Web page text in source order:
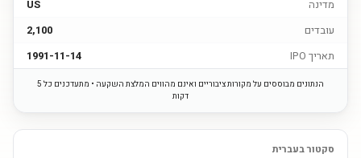
מדינה
US
עובדים
2,100
תאריך IPO
1991-11-14
הנתונים מבוססים על מקורות ציבוריים ואינם מהווים המלצת השקעה • מתעדכנים כל 5
דקות
סקטור בעברית